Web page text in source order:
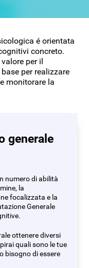
é orientata
concreto.
per il
per realizzare
monitorare la
generale
numero di abilità
la
focalizzata e la
Generale
ottenere diversi
quali sono le tue
bisogno di essere